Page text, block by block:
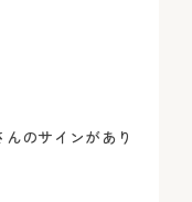
のサインがあり